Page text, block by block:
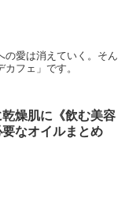
の愛は消えていく。そん
フェ」です。
燥肌に《飲む美容
なオイルまとめ